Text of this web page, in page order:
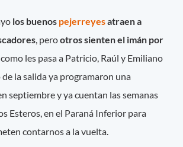
los buenos pejerreyesatraen a
, perootros sienten el imán por
les pasa a Patricio, Raúl y Emiliano
la salida ya programaron una
septiembre y ya cuentan las semanas
Esteros, en el Paraná Inferior para
contarnos a la vuelta.